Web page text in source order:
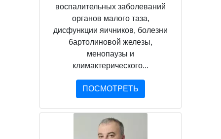
воспалительных заболеваний
органов малого таза,
дисфункции яичников, болезни
бартолиновой железы,
менопаузы и
климактерического...
ПОСМОТРЕТЬ